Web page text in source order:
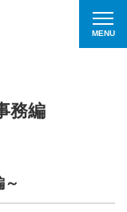
MENU
務編